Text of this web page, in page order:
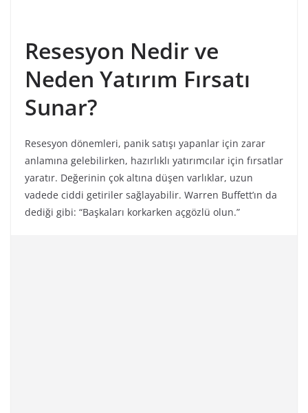
Resesyon Nedir ve
Neden Yatırım Fırsatı
Sunar?
Resesyon dönemleri, panik satışı yapanlar için zarar
anlamına gelebilirken, hazırlıklı yatırımcılar için fırsatlar
yaratır. Değerinin çok altına düşen varlıklar, uzun
vadede ciddi getiriler sağlayabilir. Warren Buffett’ın da
dediği gibi: “Başkaları korkarken açgözlü olun.”